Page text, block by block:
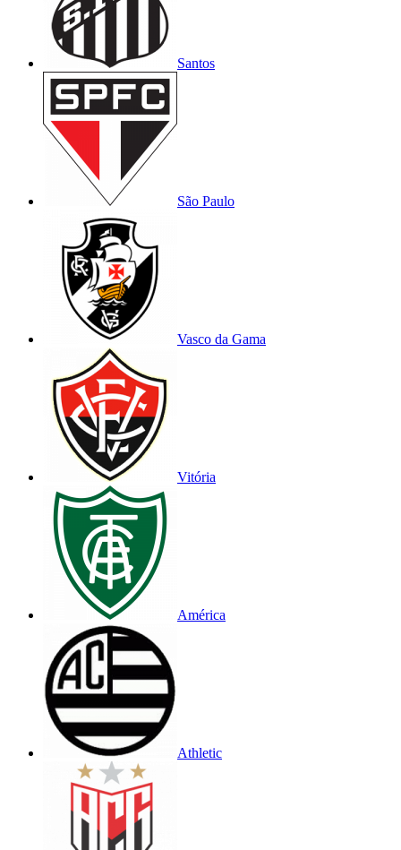
Santos
São Paulo
Vasco da Gama
Vitória
América
Athletic